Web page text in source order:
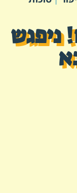
ניפגש